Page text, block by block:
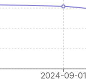
2024-09-01